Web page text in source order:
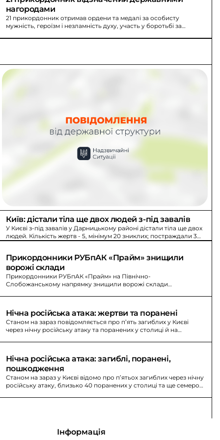
нагородами
21 прикордонник отримав ордени та медалі за особисту
мужність, героїзм і незламність духу, участь у боротьбі за
Київ: дістали тіла ще двох людей з-під завалів
У Києві з-під завалів у Дарницькому районі дістали тіла ще двох
людей. Кількість жертв - 5, мінімум 20 зниклих; постраждали 39,
врятували 28.
Прикордонники РУБпАК «Прайм» знищили
ворожі склади
Прикордонники РУБпАК «Прайм» на Північно-
Слобожанському напрямку знищили ворожі склади
Нічна російська атака: жертви та поранені
Станом на зараз повідомляється про п’ять загиблих у Києві
через нічну російську атаку та поранених у столиці й на
Нічна російська атака: загиблі, поранені,
пошкодження
Станом на зараз у Києві відомо про п’ятьох загиблих через нічну
російську атаку, близько 40 поранених у столиці та ще семеро
Інформація